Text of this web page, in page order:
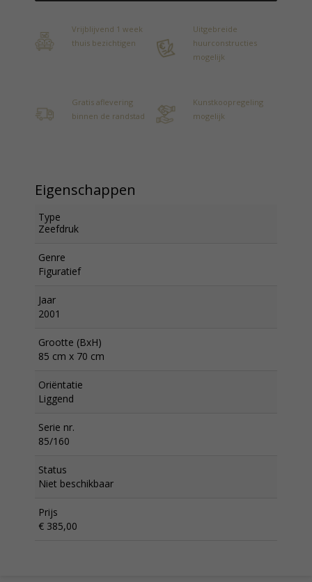
Vrijblijvend 1 week
thuis bezichtigen
Uitgebreide
huurconstructies
mogelijk
Gratis aflevering
binnen de randstad
Kunstkoopregeling
mogelijk
Eigenschappen
Type
Zeefdruk
Genre
Figuratief
Jaar
2001
Grootte (BxH)
85 cm x 70 cm
Oriëntatie
Liggend
Serie nr.
85/160
Status
Niet beschikbaar
Prijs
€ 385,00